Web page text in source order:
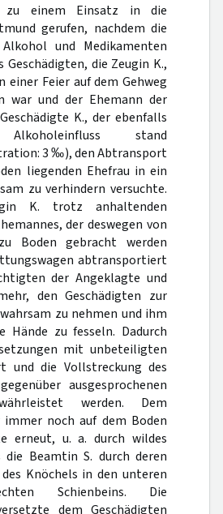
zu einem Einsatz in die
gerufen, nachdem die
und Medikamenten
Geschädigten, die Zeugin K.,
einer Feier auf dem Gehweg
war und der Ehemann der
K., der ebenfalls
stand
3 ‰), den Abtransport
liegenden Ehefrau in ein
zu verhindern versuchte.
K. trotz anhaltenden
der deswegen von
Boden gebracht werden
abtransportiert
der Angeklagte und
den Geschädigten zur
zu nehmen und ihm
Hände zu fesseln. Dadurch
mit unbeteiligten
und die Vollstreckung des
ausgesprochenen
werden. Dem
noch auf dem Boden
erneut, u. a. durch wildes
Beamtin S. durch deren
Knöchels in den unteren
Schienbeins. Die
dem Geschädigten